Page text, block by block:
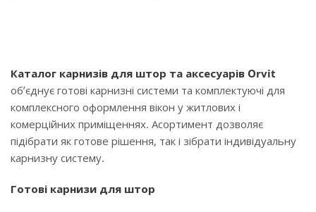
Каталог карнизів для штор та аксесуарів Orvit
об’єднує готові карнизні системи та комплектуючі для
комплексного оформлення вікон у житлових і
комерційних приміщеннях. Асортимент дозволяє
підібрати як готове рішення, так і зібрати індивідуальну
карнизну систему.
Готові карнизи для штор